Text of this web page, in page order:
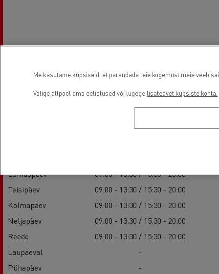
Asutamisaeg
Esmaspäev
09:00 - 13:30 / 15:30 - 20:00
Teisipäev
09:00 - 13:30 / 15:30 - 20:00
Kolmapäev
09:00 - 13:30 / 15:30 - 20:00
Neljapäev
09:00 - 13:30 / 15:30 - 20:00
Reede
09:00 - 13:30 / 15:30 - 20:00
Laupäeval
-
Pühapäev
-
Me kasutame küpsiseid, et parandada teie kogemust meie
Valige allpool oma eelistused või lugege lisateavet küpsiste kohta.